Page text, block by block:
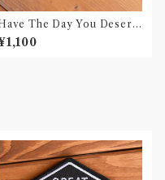
The Day You Deserv
刺繍ワッペン Patch